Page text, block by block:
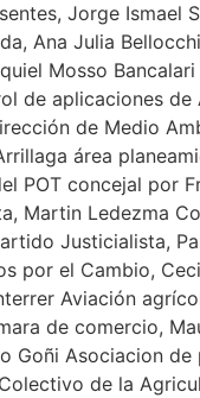
Jorge Ismael
Ana Julia
Mosso
de aplicaciones de
de Medio
área
POT concejal por
Martin Ledezma
Justicialista,
por el Cambio,
Aviación
de comercio,
Goñi Asociacion
de la